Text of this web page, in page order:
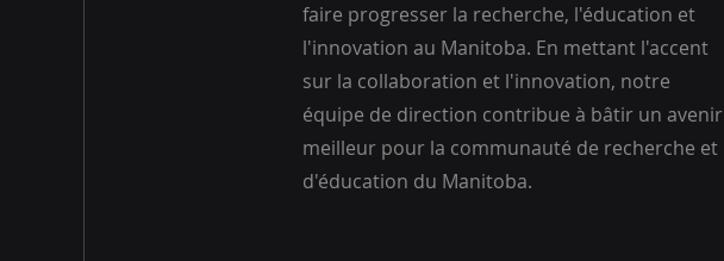
faire progresser la recherche, l'éducation et
l'innovation au Manitoba. En mettant l'accent
sur la collaboration et l'innovation, notre
équipe de direction contribue à bâtir un avenir
meilleur pour la communauté de recherche et
d'éducation du Manitoba.